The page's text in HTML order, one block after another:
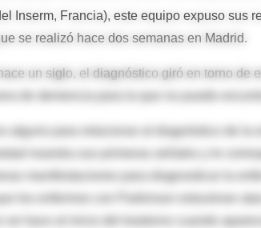
Inserm, Francia), este equipo expuso sus
se realizó hace dos semanas en Madrid.
un siglo, el diagnóstico giró en torno de
alguno para relacionar al diagnóstico de la
manifestaciones para diagnosticar la
los enfermos con Parkinson estuvieran
se hace al inicio del trastorno cuando